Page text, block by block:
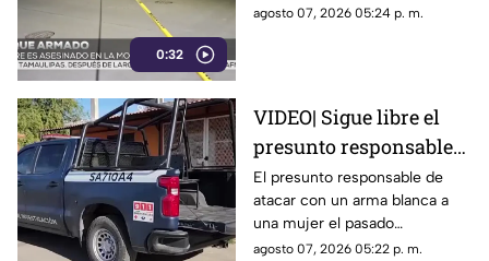
0:32
de la colonia Morelos, al
agosto 07, 2026 05:24 p. m.
VIDEO| Sigue libre el
presunto responsable
de atacar con arma
blanca a una mujer en
Los Mochis
El presunto responsable de
atacar con un arma blanca a
una mujer el pasado
miércoles, dentro de una
agosto 07, 2026 05:22 p. m.